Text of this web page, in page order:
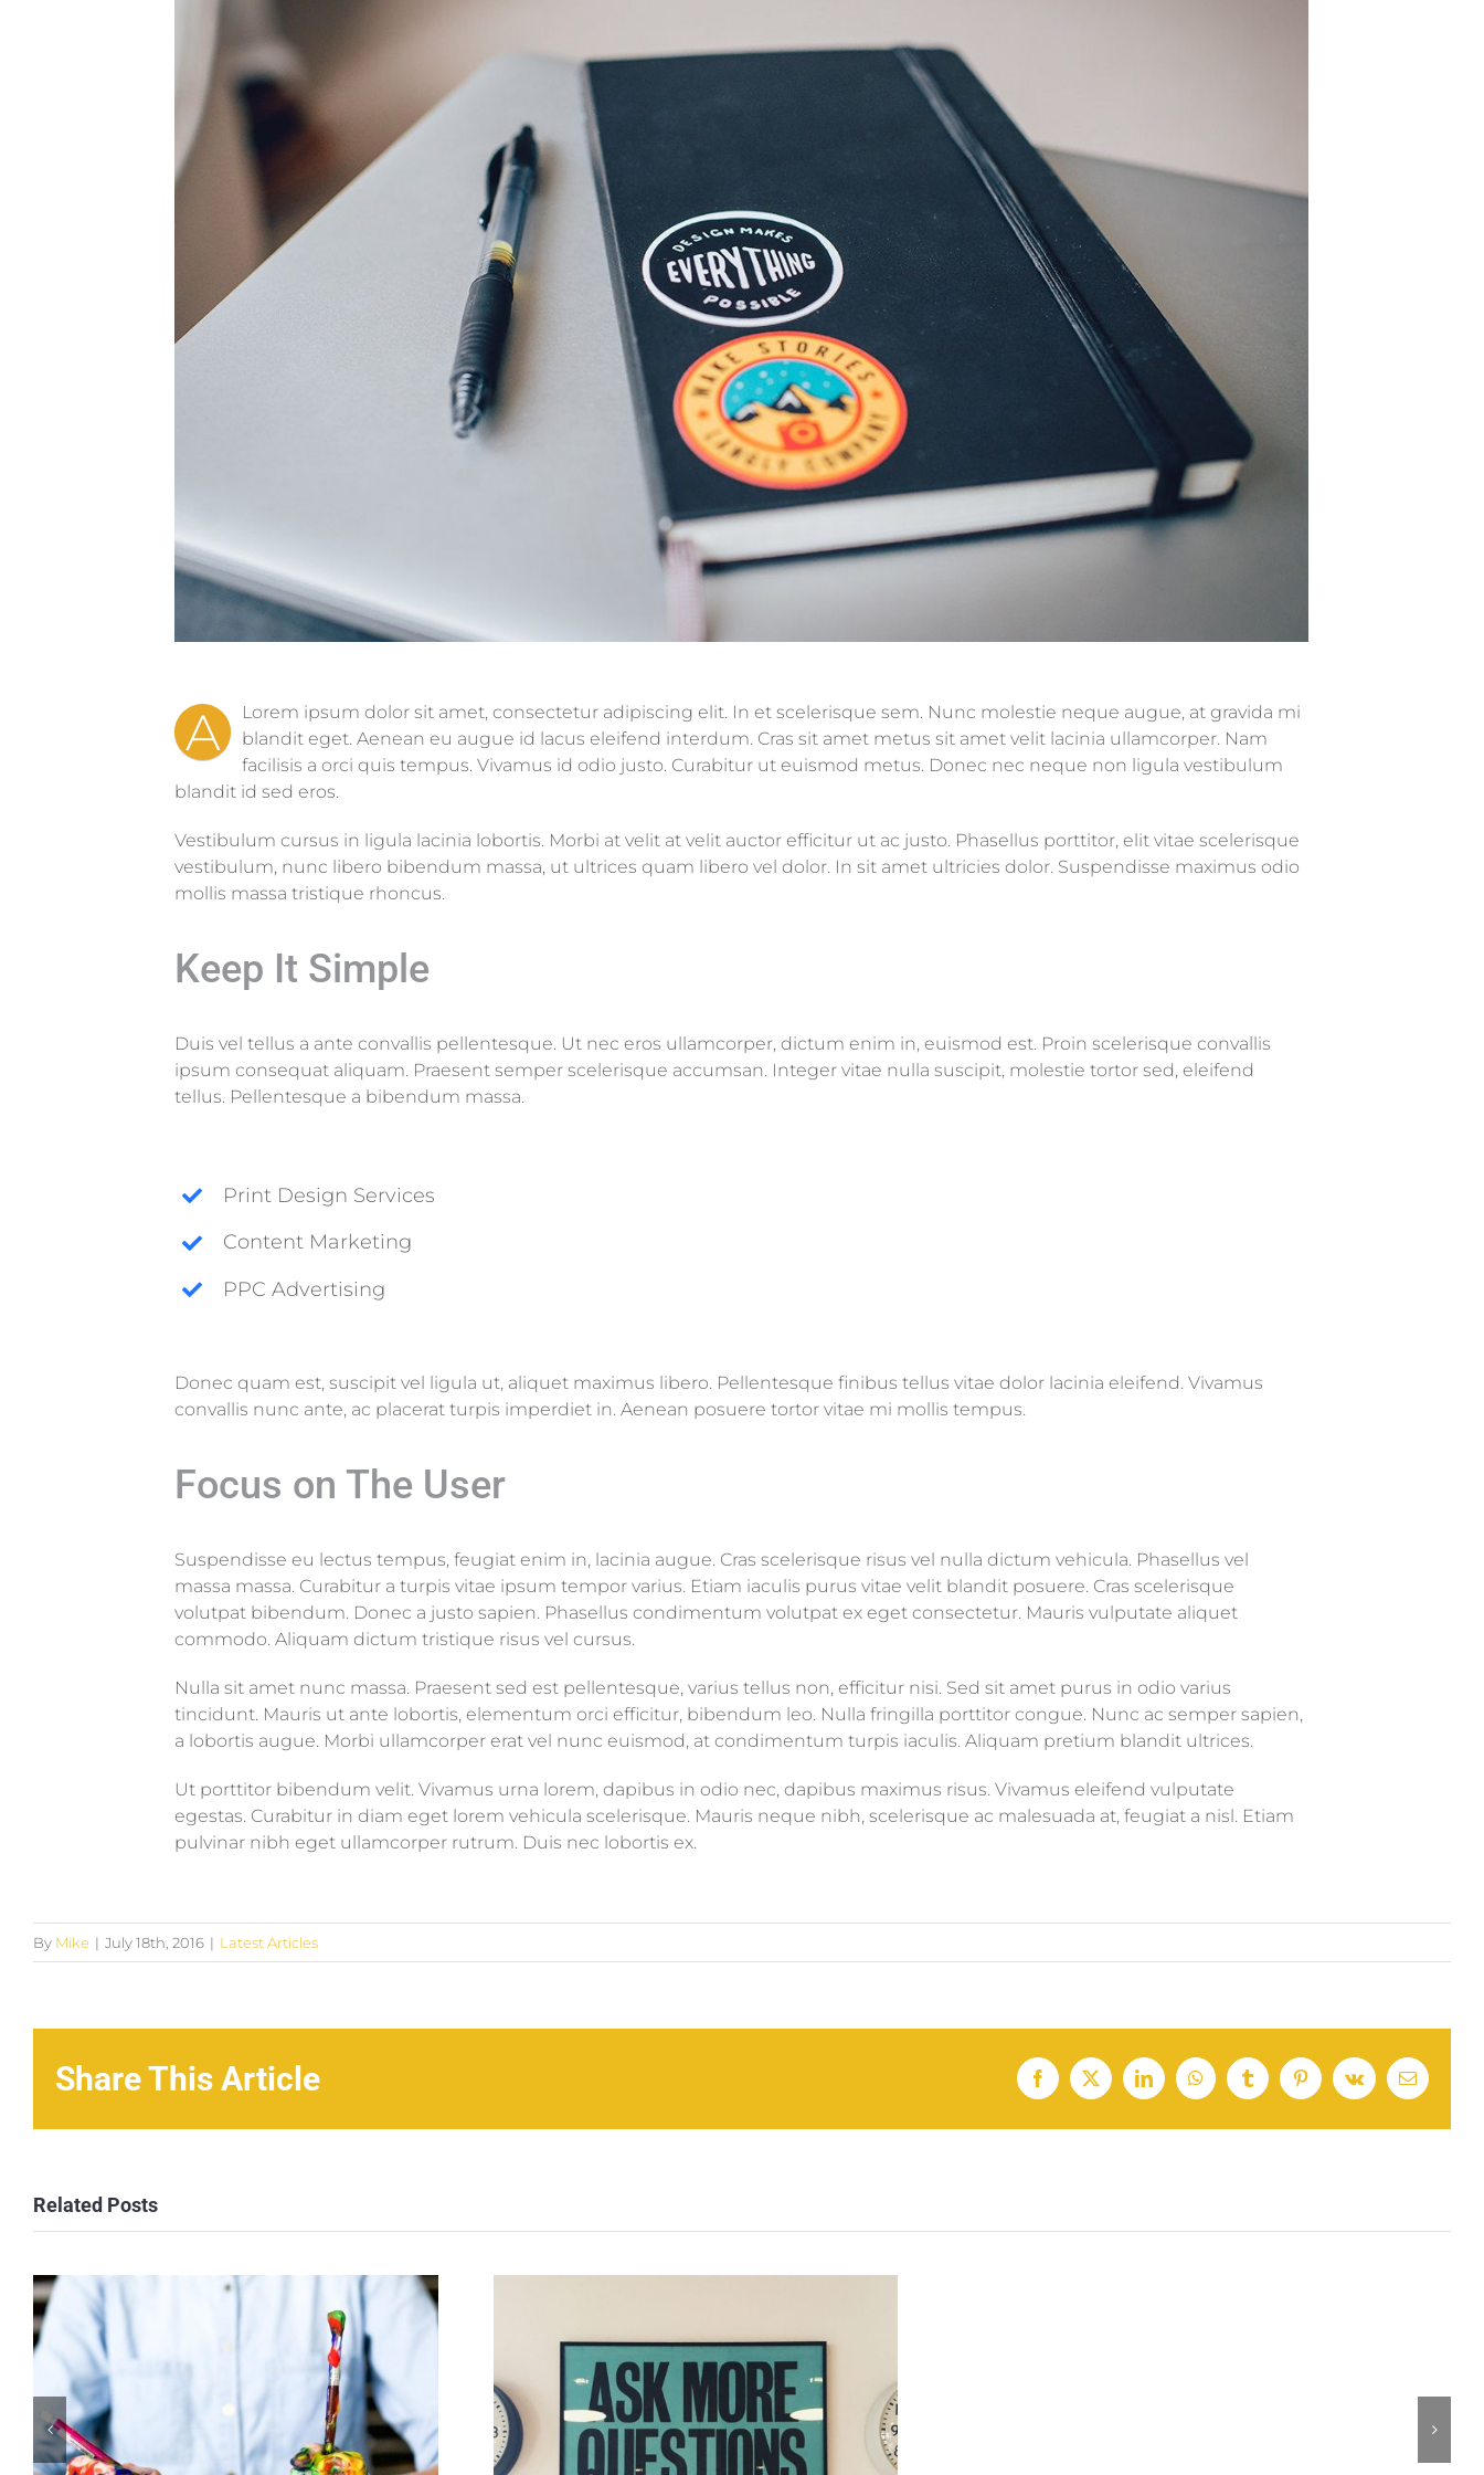
A
Lorem ipsum dolor sit amet, consectetur adipiscing elit. In et scelerisque sem. Nunc molestie neque augue, at gravida mi
blandit eget. Aenean eu augue id lacus eleifend interdum. Cras sit amet metus sit amet velit lacinia ullamcorper. Nam
facilisis a orci quis tempus. Vivamus id odio justo. Curabitur ut euismod metus. Donec nec neque non ligula vestibulum
blandit id sed eros.
Vestibulum cursus in ligula lacinia lobortis. Morbi at velit at velit auctor efficitur ut ac justo. Phasellus porttitor, elit vitae scelerisque
vestibulum, nunc libero bibendum massa, ut ultrices quam libero vel dolor. In sit amet ultricies dolor. Suspendisse maximus odio
mollis massa tristique rhoncus.
Keep It Simple
Duis vel tellus a ante convallis pellentesque. Ut nec eros ullamcorper, dictum enim in, euismod est. Proin scelerisque convallis
ipsum consequat aliquam. Praesent semper scelerisque accumsan. Integer vitae nulla suscipit, molestie tortor sed, eleifend
tellus. Pellentesque a bibendum massa.
Print Design Services
Content Marketing
PPC Advertising
Donec quam est, suscipit vel ligula ut, aliquet maximus libero. Pellentesque finibus tellus vitae dolor lacinia eleifend. Vivamus
convallis nunc ante, ac placerat turpis imperdiet in. Aenean posuere tortor vitae mi mollis tempus.
Focus on The User
Suspendisse eu lectus tempus, feugiat enim in, lacinia augue. Cras scelerisque risus vel nulla dictum vehicula. Phasellus vel
massa massa. Curabitur a turpis vitae ipsum tempor varius. Etiam iaculis purus vitae velit blandit posuere. Cras scelerisque
volutpat bibendum. Donec a justo sapien. Phasellus condimentum volutpat ex eget consectetur. Mauris vulputate aliquet
commodo. Aliquam dictum tristique risus vel cursus.
Nulla sit amet nunc massa. Praesent sed est pellentesque, varius tellus non, efficitur nisi. Sed sit amet purus in odio varius
tincidunt. Mauris ut ante lobortis, elementum orci efficitur, bibendum leo. Nulla fringilla porttitor congue. Nunc ac semper sapien,
a lobortis augue. Morbi ullamcorper erat vel nunc euismod, at condimentum turpis iaculis. Aliquam pretium blandit ultrices.
Ut porttitor bibendum velit. Vivamus urna lorem, dapibus in odio nec, dapibus maximus risus. Vivamus eleifend vulputate
egestas. Curabitur in diam eget lorem vehicula scelerisque. Mauris neque nibh, scelerisque ac malesuada at, feugiat a nisl. Etiam
pulvinar nibh eget ullamcorper rutrum. Duis nec lobortis ex.
By Mike | July 18th, 2016 | Latest Articles
Share This Article Facebook
X LinkedInWhatsAppTumblrPinterestVk Email
Related Posts
When is creative too
creative?
Ask good questions
and get better answers